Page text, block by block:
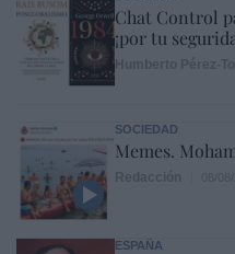
Chat Control
¡por tu
SOCIEDAD
Memes.
ESPAÑA